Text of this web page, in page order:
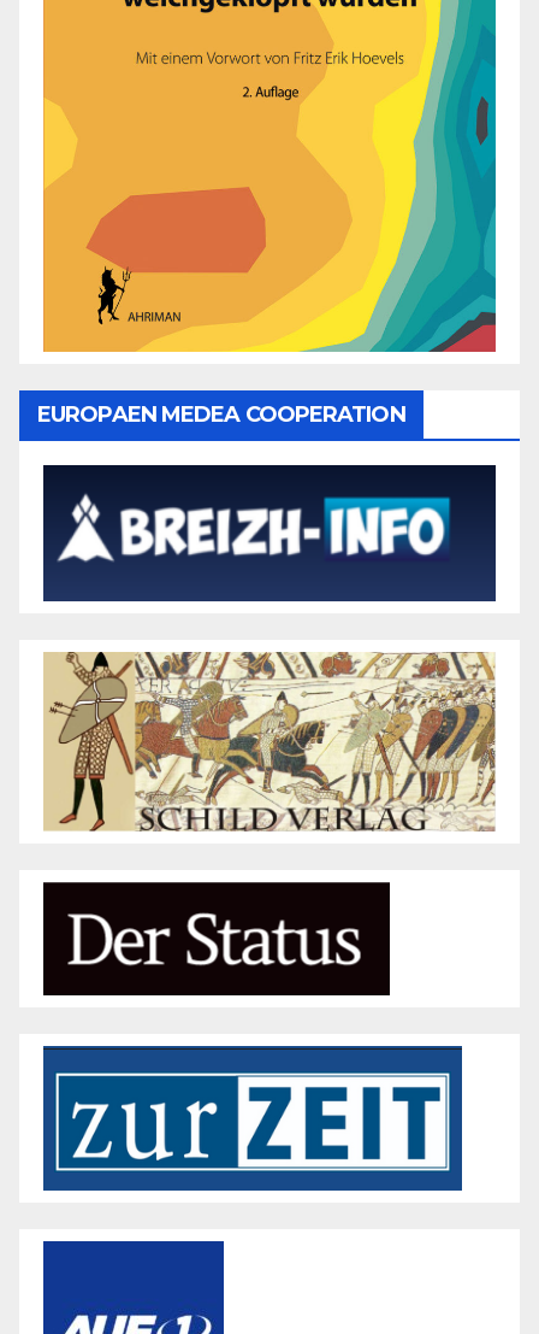
EUROPAEN MEDEA COOPERATION